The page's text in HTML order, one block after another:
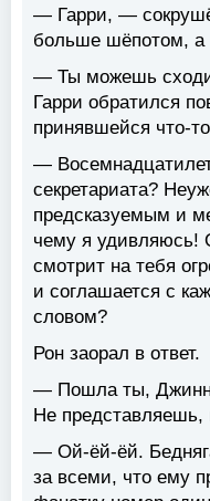
— Гарри, —
больше шёпотом, а
— Ты можешь
Гарри обратился
принявшейся что-
—
секретариата?
предсказуемым и
чему я удивляюсь!
смотрит на тебя
и соглашается с
словом?
Рон заорал в ответ.
— Пошла ты,
Не представляешь,
— Ой-ёй-ёй.
за всеми, что ему